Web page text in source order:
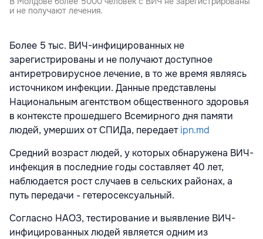
и не получают лечения.
Более 5 тыс. ВИЧ-инфицированных не
зарегистрированы и не получают доступное
антиретровирусное лечение, в то же время являясь
источником инфекции. Данные представлены
Национальным агентством общественного здоровья
в контексте прошедшего Всемирного дня памяти
людей, умерших от СПИДа, передаетipn.md
Средний возраст людей, у которых обнаружена ВИЧ-
инфекция в последние годы составляет 40 лет,
наблюдается рост случаев в сельских районах, а
путь передачи - гетеросексуальный.
Согласно НАОЗ, тестирование и выявление ВИЧ-
инфицированных людей является одним из